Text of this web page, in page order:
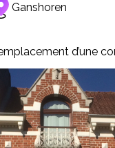
Ganshoren
d’une